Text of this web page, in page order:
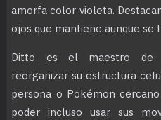
amorfa color violeta.
ojos que mantiene aunque se
Ditto es el maestro de
reorganizar su estructura
persona o Pokémon
poder incluso usar sus